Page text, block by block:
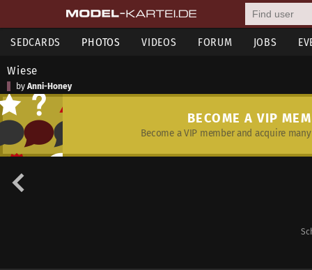
SEDCARDS PHOTOS VIDEOS FORUM JOBS
Wiese
by Anni-Honey
BECOME A VIP
Become a VIP member and acquire